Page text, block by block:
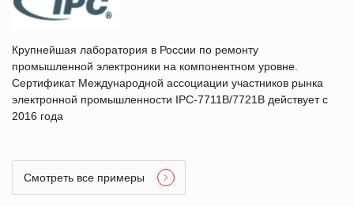
Крупнейшая лаборатория в России по ремонту
промышленной электроники на компонентном уровне.
Сертификат Международной ассоциации участников рынка
электронной промышленности IPC-7711B/7721B действует с
2016 года
Смотреть все примеры